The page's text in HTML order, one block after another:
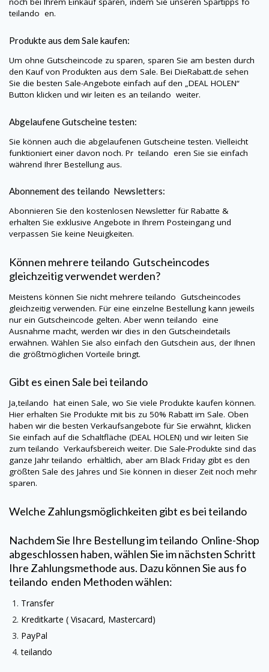
teilando en.
Produkte aus dem Sale kaufen:
Um ohne Gutscheincode zu sparen, sparen Sie am besten durch
den Kauf von Produkten aus dem Sale. Bei DieRabatt.de sehen
Sie die besten Sale-Angebote einfach auf den „DEAL HOLEN“
Button klicken und wir leiten es anteilando weiter.
Abgelaufene Gutscheine testen:
Sie können auch die abgelaufenen Gutscheine testen. Vielleicht
funktioniert einer davon noch. Prteilando eren Sie sie einfach
während Ihrer Bestellung aus.
Abonnement des teilando Newsletters:
Abonnieren Sie den kostenlosen Newsletter für Rabatte &
erhalten Sie exklusive Angebote in Ihrem Posteingang und
verpassen Sie keine Neuigkeiten.
Können mehrereteilando Gutscheincodes
gleichzeitig verwendet werden?
Meistens können Sie nicht mehrereteilando Gutscheincodes
gleichzeitig verwenden. Für eine einzelne Bestellung kann jeweils
nur ein Gutscheincode gelten. Aber wennteilando eine
Ausnahme macht, werden wir dies in den Gutscheindetails
erwähnen. Wählen Sie also einfach den Gutschein aus, der Ihnen
die größtmöglichen Vorteile bringt.
Gibt es einen Sale beiteilando
Ja,teilando hat einen Sale, wo Sie viele Produkte kaufen können.
Hier erhalten Sie Produkte mit bis zu 50% Rabatt im Sale. Oben
haben wir die besten Verkaufsangebote für Sie erwähnt, klicken
Sie einfach auf die Schaltfläche (DEAL HOLEN) und wir leiten Sie
zumteilando Verkaufsbereich weiter. Die Sale-Produkte sind das
ganze Jahrteilando erhältlich, aber am Black Friday gibt es den
größten Sale des Jahres und Sie können in dieser Zeit noch mehr
sparen.
Welche Zahlungsmöglichkeiten gibt es beiteilando
Nachdem Sie Ihre Bestellung imteilando Online-Shop
abgeschlossen haben, wählen Sie im nächsten Schritt
Ihre Zahlungsmethode aus. Dazu können Sie aus fo
teilando enden Methoden wählen:
Transfer
Kreditkarte ( Visacard, Mastercard)
PayPal
teilando